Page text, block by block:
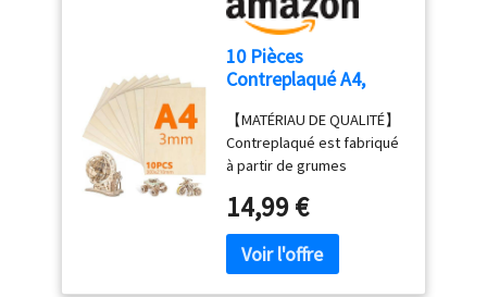
10 Pièces
Contreplaqué A4,
Contreplaqué 3mm,
Planche en Bois
Bricolage, Bois pour
Pyrogravure, Gravure,
Modélisme, Découpe
Laser, Décoration,
Peintures
【MATÉRIAU DE QUALITÉ】
Contreplaqué est fabriqué
à partir de grumes
la structure multicouche
stable assure une
excellente dureté,
flexibilité, résistance à
14,99 €